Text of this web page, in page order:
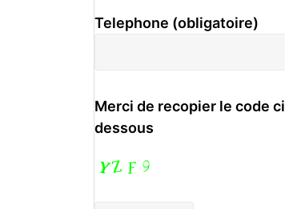
Telephone (obligatoire)
Merci de recopier le code ci
dessous